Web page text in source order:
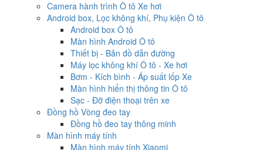
Camera hành trình Ô tô Xe hơi
Android box, Lọc không khí, Phụ kiện Ô tô
Android box Ô tô
Màn hình Android Ô tô
Thiết bị - Bản đồ dẫn đường
Máy lọc không khí Ô tô - Xe hơi
Bơm - Kích bình - Áp suất lốp Xe
Màn hình hiển thị thông tin Ô tô
Sạc - Đỡ điện thoại trên xe
Đồng hồ Vòng đeo tay
Đồng hồ đeo tay thông minh
Màn hình máy tính
Màn hình máy tính Xiaomi